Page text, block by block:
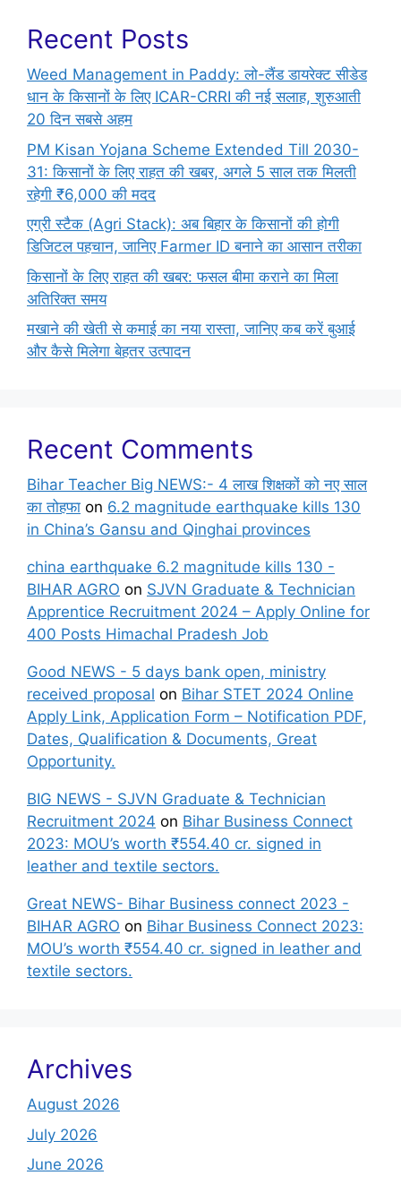
Recent Posts
Weed Management in Paddy: लो-लैंड डायरेक्ट सीडेड
धान के किसानों के लिए ICAR-CRRI की नई सलाह, शुरुआती
20 दिन सबसे अहम
PM Kisan Yojana Scheme Extended Till 2030-
31: किसानों के लिए राहत की खबर, अगले 5 साल तक मिलती
रहेगी ₹6,000 की मदद
एग्री स्टैक (Agri Stack): अब बिहार के किसानों की होगी
डिजिटल पहचान, जानिए Farmer ID बनाने का आसान तरीका
किसानों के लिए राहत की खबर: फसल बीमा कराने का मिला
अतिरिक्त समय
मखाने की खेती से कमाई का नया रास्ता, जानिए कब करें बुआई
और कैसे मिलेगा बेहतर उत्पादन
Recent Comments
Bihar Teacher Big NEWS:- 4 लाख शिक्षकों को नए साल
का तोहफा on 6.2 magnitude earthquake kills 130
in China’s Gansu and Qinghai provinces
china earthquake 6.2 magnitude kills 130 -
BIHAR AGRO on SJVN Graduate & Technician
Apprentice Recruitment 2024 – Apply Online for
400 Posts Himachal Pradesh Job
Good NEWS - 5 days bank open, ministry
received proposal on Bihar STET 2024 Online
Apply Link, Application Form – Notification PDF,
Dates, Qualification & Documents, Great
Opportunity.
BIG NEWS - SJVN Graduate & Technician
Recruitment 2024 on Bihar Business Connect
2023: MOU’s worth ₹554.40 cr. signed in
leather and textile sectors.
Great NEWS- Bihar Business connect 2023 -
BIHAR AGRO on Bihar Business Connect 2023:
MOU’s worth ₹554.40 cr. signed in leather and
textile sectors.
Archives
August 2026
July 2026
June 2026